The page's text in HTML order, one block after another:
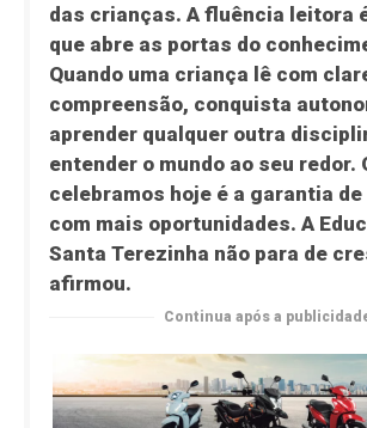
das crianças. A fluência leitora
que abre as portas do
Quando uma criança lê com
compreensão, conquista
aprender qualquer outra
entender o mundo ao seu redor.
celebramos hoje é a garantia
com mais oportunidades. A
Santa Terezinha não para de
afirmou.
Continua após a